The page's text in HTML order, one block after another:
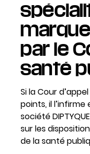
par le
santé
Si la Cour
points, il
société
sur les
de la santé